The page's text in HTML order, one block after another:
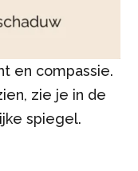
en compassie.
zie je in de
spiegel.